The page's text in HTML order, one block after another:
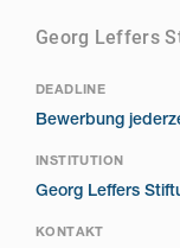
Georg Leffers
DEADLINE
Bewerbung
INSTITUTION
Georg Leffers
KONTAKT